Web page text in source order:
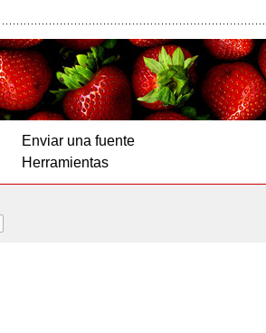
Enviar una fuente
Herramientas